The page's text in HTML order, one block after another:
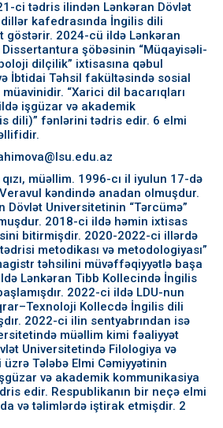
ci tədris ilindən Lənkəran Dövlət
kafedrasında İngilis dili
göstərir. 2024-cü ildə Lənkəran
şöbəsinin “Müqayisəli-
dilçilik” ixtisasına qəbul
İbtidai Təhsil fakültəsində sosial
“Xarici dil bacarıqları
işgüzar və akademik
dili)” fənlərini tədris edir. 6 elmi
müəllim. 1996-cı il iyulun 17-də
kəndində anadan olmuşdur.
Dövlət Universitetinin “Tərcümə”
2018-ci ildə həmin ixtisas
bitirmişdir. 2020-2022-ci illərdə
metodikası və metodologiyası”
təhsilini müvəffəqiyyətlə başa
Lənkəran Tibb Kollecində İngilis
2022-ci ildə LDU-nun
Kollecdə İngilis dili
2022-ci ilin sentyabrından isə
müəllim kimi fəaliyyət
Universitetində Filologiya və
Tələbə Elmi Cəmiyyətinin
və akademik kommunikasiya
edir. Respublikanın bir neçə elmi
və təlimlərdə iştirak etmişdir. 2